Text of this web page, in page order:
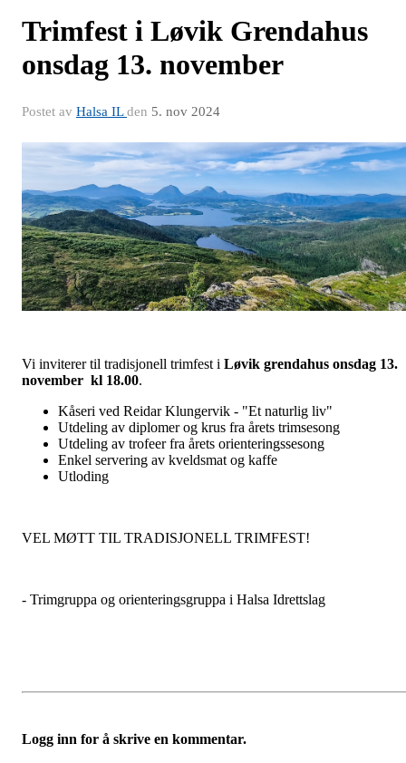
Trimfest i Løvik Grendahus
onsdag 13. november
Postet av Halsa ILden 5. nov 2024
Vi inviterer til tradisjonell trimfest i Løvik grendahus onsdag 13.
november kl 18.00.
Kåseri ved Reidar Klungervik - "Et naturlig liv"
Utdeling av diplomer og krus fra årets trimsesong
Utdeling av trofeer fra årets orienteringssesong
Enkel servering av kveldsmat og kaffe
Utloding
VEL MØTT TIL TRADISJONELL TRIMFEST!
- Trimgruppa og orienteringsgruppa i Halsa Idrettslag
Logg inn for å skrive en kommentar.